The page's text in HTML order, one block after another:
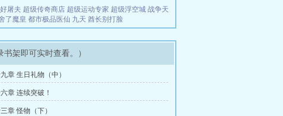
屠夫 超级传奇商店 超级运动专家 超级浮空城 战争天
了魔皇 都市极品医仙 九天 酋长别打脸
架即可实时查看。）
章 生日礼物（中）
章 连续突破！
章 怪物（下）